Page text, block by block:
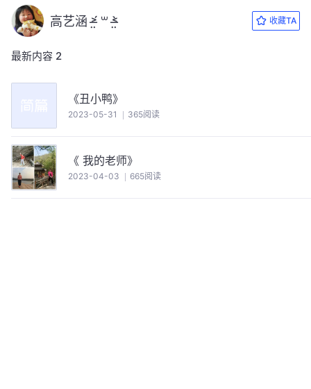
高艺涵 ˃̶̤́ ꒳ ˂̶̤̀ 收藏TA
最新内容 2
《丑小鸭》
2023-05-31 365阅读
《 我的老师》
2023-04-03 665阅读